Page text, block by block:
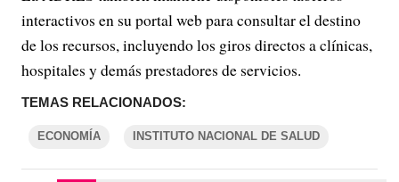
interactivos en su portal web para consultar el destino
de los recursos, incluyendo los giros directos a clínicas,
hospitales y demás prestadores de servicios.
TEMAS RELACIONADOS:
ECONOMÍA INSTITUTO NACIONAL DE SALUD